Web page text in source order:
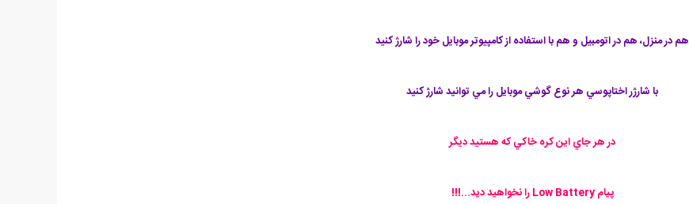
هم در منزل، هم در اتومبیل و هم با استفاده از کامپیوتر موبایل خود را شارژ کنید
با شارژر اختاپوسي هر نوع گوشي موبايل را مي توانيد شارژ كنيد
در هر جاي اين كره خاكي که هستید دیگر
پيام Low Battery را نخواهيد ديد...!!!